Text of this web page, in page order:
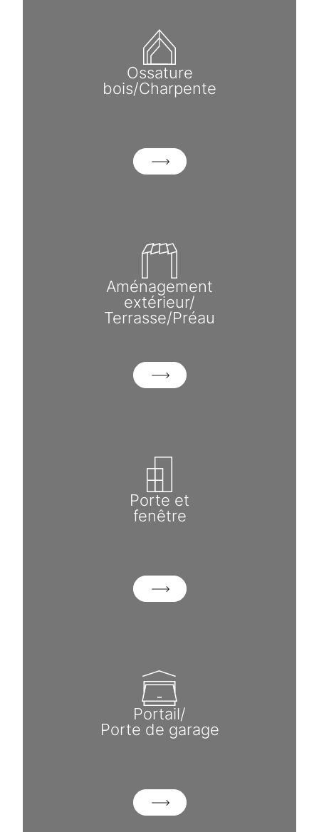
Ossature
bois/Charpente
Aménagement
extérieur/
Terrasse/Préau
Porte et
fenêtre
Portail/
Porte de garage